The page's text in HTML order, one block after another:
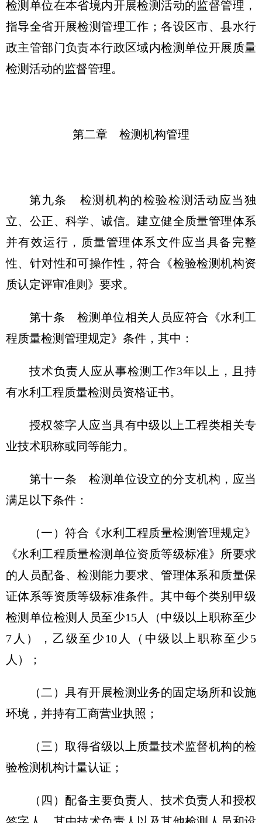
检测单位在本省境内开展检测活动的监督管理，
指导全省开展检测管理工作；各设区市、县水行
政主管部门负责本行政区域内检测单位开展质量
检测活动的监督管理。
第二章 检测机构管理
第九条
检测机构的检验检测活动应当独
立、公正、科学、诚信。建立健全质量管理体系
并有效运行，质量管理体系文件应当具备完整
性、针对性和可操作性，符合《检验检测机构资
质认定评审准则》要求。
第十条 检测单位相关人员应符合《水利工
程质量检测管理规定》条件，其中：
技术负责人应从事检测工作3年以上，且持
有水利工程质量检测员资格证书。
授权签字人应当具有中级以上工程类相关专
业技术职称或同等能力。
第十一条 检测单位设立的分支机构，应当
满足以下条件：
（一）符合《水利工程质量检测管理规定》
《水利工程质量检测单位资质等级标准》所要求
的人员配备、检测能力要求、管理体系和质量保
证体系等资质等级标准条件。其中每个类别甲级
检测单位检测人员至少15人（中级以上职称至少
7人），乙级至少10人（中级以上职称至少5
人）；
（二）具有开展检测业务的固定场所和设施
环境，并持有工商营业执照；
（三）取得省级以上质量技术监督机构的检
验检测机构计量认证；
（四）配备主要负责人、技术负责人和授权